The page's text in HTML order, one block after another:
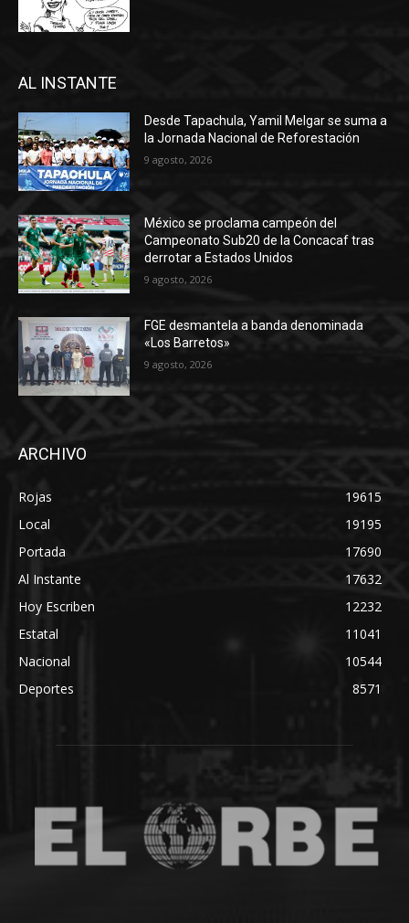
AL INSTANTE
Desde Tapachula, Yamil Melgar se suma a
la Jornada Nacional de Reforestación
9 agosto, 2026
México se proclama campeón del
Campeonato Sub20 de la Concacaf tras
derrotar a Estados Unidos
9 agosto, 2026
FGE desmantela a banda denominada
«Los Barretos»
9 agosto, 2026
ARCHIVO
Rojas
19615
Local
19195
Portada
17690
Al Instante
17632
Hoy Escriben
12232
Estatal
11041
Nacional
10544
Deportes
8571